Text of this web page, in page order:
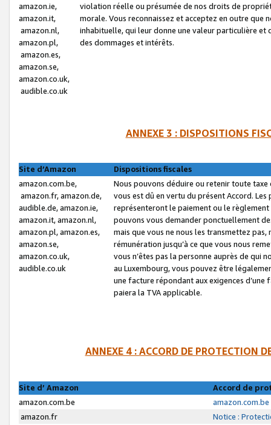
amazon.ie,
amazon.it,
amazon.nl,
amazon.pl,
amazon.es,
amazon.se,
amazon.co.uk,
audible.co.uk
violation réelle ou présumée de nos droits de
morale. Vous reconnaissez et acceptez en outre que
inhabituelle, qui leur donne une valeur particulière
des dommages et intérêts.
ANNEXE 3 : DISPOSITIONS
Site d’Amazon
Dispositions fiscales
amazon.com.be,
amazon.fr, amazon.de,
audible.de, amazon.ie,
amazon.it, amazon.nl,
amazon.pl, amazon.es,
amazon.se,
amazon.co.uk,
audible.co.uk
Nous pouvons déduire ou retenir toute
vous est dû en vertu du présent Accord.
représenteront le paiement ou le
pouvons vous demander ponctuellement
mais que vous ne nous les transmettez
rémunération jusqu’à ce que vous nous
vous n’êtes pas la personne auprès de qui
au Luxembourg, vous pouvez être
une facture répondant aux exigences
paiera la TVA applicable.
ANNEXE 4 : ACCORD DE PROTECTION
Site d’ Amazon
Accord de
amazon.com.be
amazon.fr
Notice :